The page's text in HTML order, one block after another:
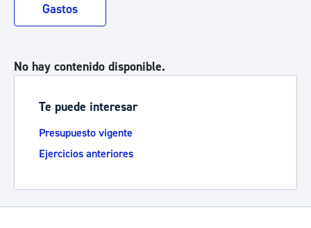
Gastos
No hay contenido disponible.
Te puede interesar
Presupuesto vigente
Ejercicios anteriores